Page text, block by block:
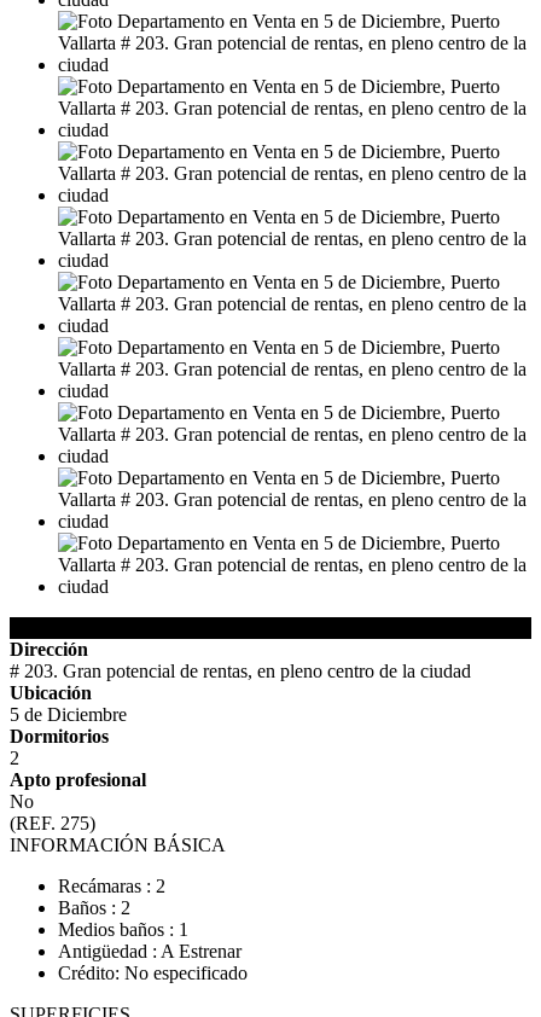
Dirección
# 203. Gran potencial de rentas, en pleno centro de la ciudad
Ubicación
5 de Diciembre
Dormitorios
2
Apto profesional
No
(REF. 275)
INFORMACIÓN BÁSICA
Recámaras : 2
Baños : 2
Medios baños : 1
Antigüedad : A Estrenar
Crédito: No especificado